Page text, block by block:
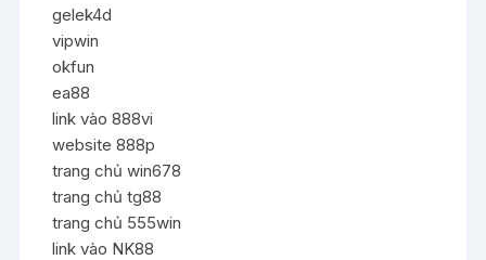
gelek4d
vipwin
okfun
ea88
link vào 888vi
website 888p
trang chủ win678
trang chủ tg88
trang chủ 555win
link vào NK88